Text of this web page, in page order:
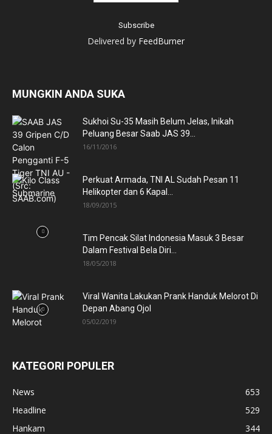
Delivered by FeedBurner
MUNGKIN ANDA SUKA
Sukhoi Su-35 Masih Belum Jelas, Inikah
Peluang Besar Saab JAS 39...
16/11/2016
Perkuat Armada, TNI AL Sudah Pesan 11
Helikopter dan 6 Kapal...
18/09/2015
Tim Pencak Silat Indonesia Masuk 3 Besar
Dalam Festival Bela Diri...
18/05/2018
Viral Wanita Lakukan Prank Handuk Melorot Di
Depan Abang Ojol
05/02/2019
KATEGORI POPULER
News
653
Headline
529
Hankam
344